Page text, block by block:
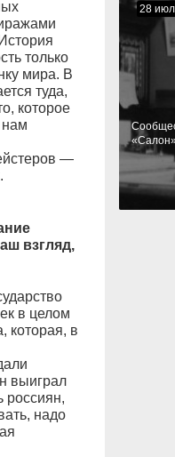
только
мира. В
туда,
которое
нам
—
взгляд,
в целом
которая, в
выиграл
россиян,
надо
28